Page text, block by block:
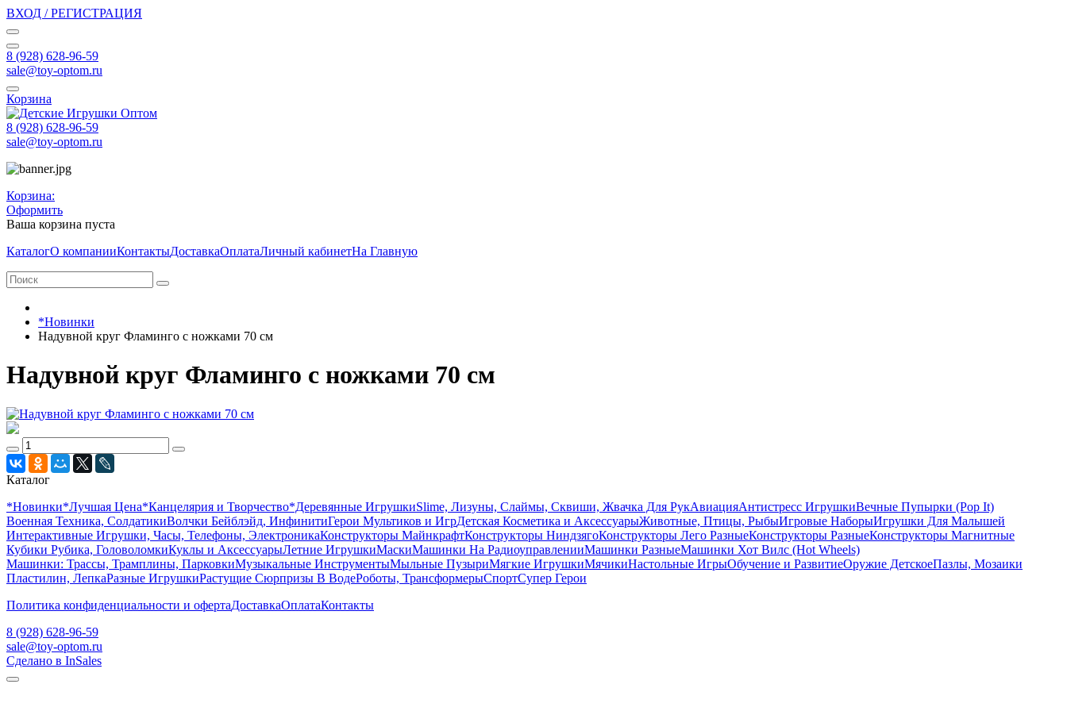
ВХОД / РЕГИСТРАЦИЯ
8 (928) 628-96-59
sale@toy-optom.ru
Корзина
8 (928) 628-96-59
sale@toy-optom.ru
Корзина:
Оформить
Ваша корзина пуста
КаталогО компанииКонтактыДоставкаОплатаЛичный кабинетНа Главную
*Новинки
Надувной круг Фламинго с ножками 70 см
Надувной круг Фламинго с ножками 70 см
Каталог
*Новинки*Лучшая Цена*Канцелярия и Творчество*Деревянные ИгрушкиSlime, Лизуны, Слаймы, Сквиши, Жвачка Для РукАвиацияАнтистресс ИгрушкиВечные Пупырки (Pop It)
Военная Техника, СолдатикиВолчки Бейблэйд, ИнфинитиГерои Мультиков и ИгрДетcкая Косметика и АксессуарыЖивотные, Птицы, РыбыИгровые НаборыИгрушки Для Малышей
Интерактивные Игрушки, Часы, Телефоны, ЭлектроникаКонструкторы МайнкрафтКонструкторы НиндзягоКонструкторы Лего РазныеКонструкторы РазныеКонструкторы Магнитные
Кубики Рубика, ГоловоломкиКуклы и АксессуарыЛетние ИгрушкиМаскиМашинки На РадиоуправленииМашинки РазныеМашинки Хот Вилс (Hot Wheels)
Машинки: Трассы, Трамплины, ПарковкиМузыкальные ИнструментыМыльные ПузыриМягкие ИгрушкиМячикиНастольные ИгрыОбучение и РазвитиеОружие ДетскоеПазлы, Мозаики
Пластилин, ЛепкаРазные ИгрушкиРастущие Сюрпризы В ВодеРоботы, ТрансформерыСпортСупер Герои
Политика конфиденциальности и офертаДоставкаОплатаКонтакты
8 (928) 628-96-59
sale@toy-optom.ru
Сделано в InSales